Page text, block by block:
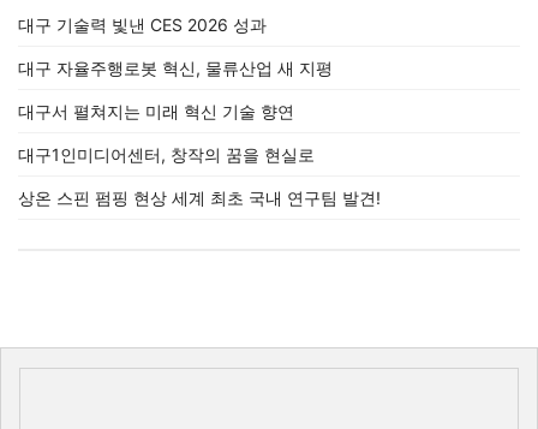
대구 기술력 빛낸 CES 2026 성과
대구 자율주행로봇 혁신, 물류산업 새 지평
대구서 펼쳐지는 미래 혁신 기술 향연
대구1인미디어센터, 창작의 꿈을 현실로
상온 스핀 펌핑 현상 세계 최초 국내 연구팀 발견!